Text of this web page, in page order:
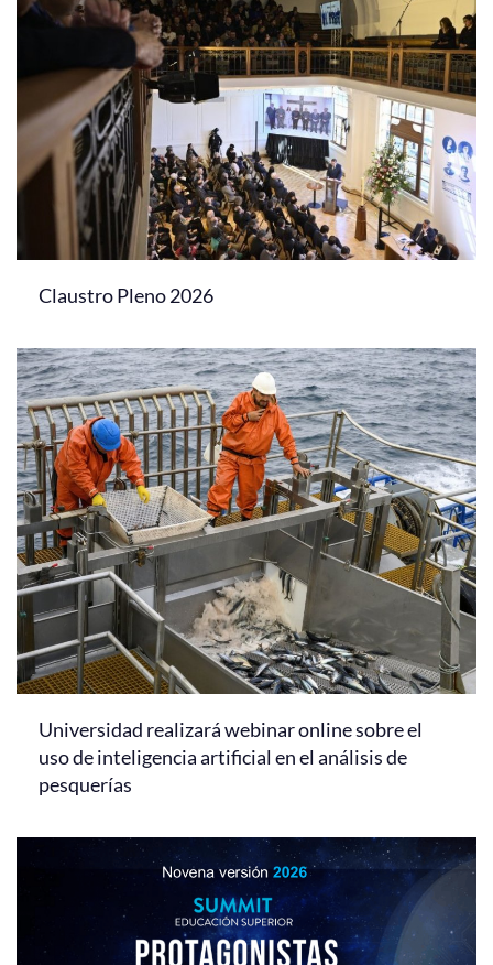
Claustro Pleno 2026
Universidad realizará webinar online sobre el
uso de inteligencia artificial en el análisis de
pesquerías